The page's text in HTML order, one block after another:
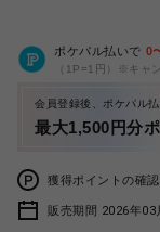
ポケパル払いで 0
（1P=1円）※キャ
会員登録後、ポケパル
最大1,500円分
獲得ポイントの確
販売期間 2026年